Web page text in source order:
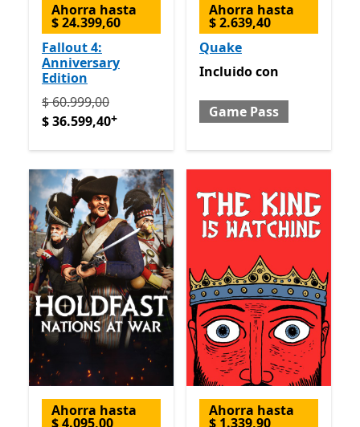
Ahorra hasta
$ 24.399,60
Fallout 4:
Anniversary
Edition
Originalmente $ 60.999,00 ahora $ 36.599,40
$ 60.999,00
$ 36.599,40+
Ahorra hasta
$ 2.639,40
Quake
Incluido con Game Pass
Incluidocon
Game Pass
Ahorra hasta
$ 4.095,00
Ahorra hasta
$ 1.339,90